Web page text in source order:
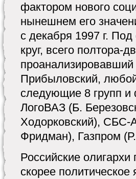
фактором нового
нынешнем его
с декабря 1997 г.
круг, всего полтора-
Прибыловский,
следующие 8 групп
ЛогоВАЗ (Б.
Ходорковский), СБС-
Фридман), Газпром
Российские
скорее